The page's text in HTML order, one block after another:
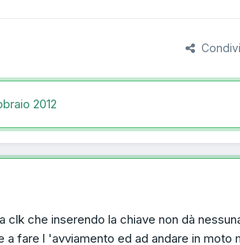
2012
clk che inserendo la chiave non dà
a fare l 'avviamento ed ad andare in moto